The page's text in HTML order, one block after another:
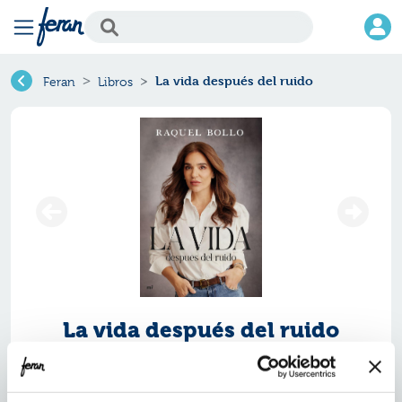
Feran Libros La vida después del ruido
La vida después del ruido
Ref.
ISBN:9788427055223